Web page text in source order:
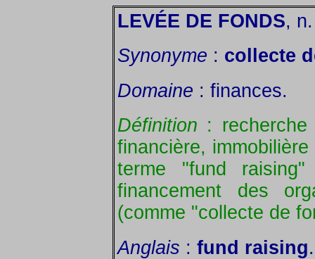
LEVÉE DE FONDS,
Synonyme : collecte
Domaine : finances.
Définition :
financière,
terme "fund
financement des
(comme "collecte de
Anglais : fund raising.